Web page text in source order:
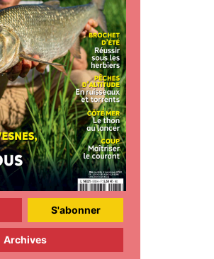
S'abonner
Archives